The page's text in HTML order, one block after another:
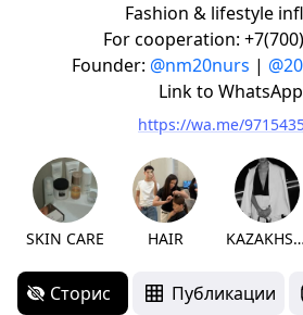
Fashion & lifestyle
For cooperation:
Founder: @nm20nurs |
Link to WhatsApp
https://wa.me/
SKIN CARE HAIR KAZAKHSTAN
Сторис Публикации